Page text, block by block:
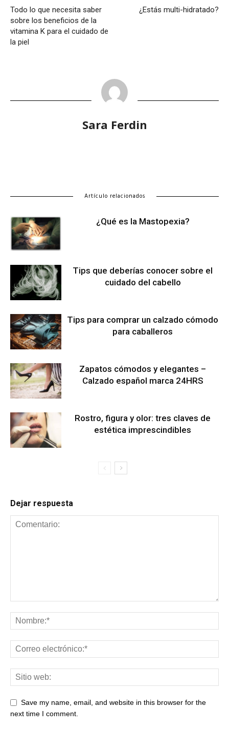
Todo lo que necesita saber
sobre los beneficios de la
vitamina K para el cuidado de
la piel
¿Estás multi-hidratado?
Sara Ferdin
Artículo relacionados
¿Qué es la Mastopexia?
Tips que deberías conocer sobre el
cuidado del cabello
Tips para comprar un calzado cómodo
para caballeros
Zapatos cómodos y elegantes –
Calzado español marca 24HRS
Rostro, figura y olor: tres claves de
estética imprescindibles
Dejar respuesta
Save my name, email, and website in this browser for the
next time I comment.